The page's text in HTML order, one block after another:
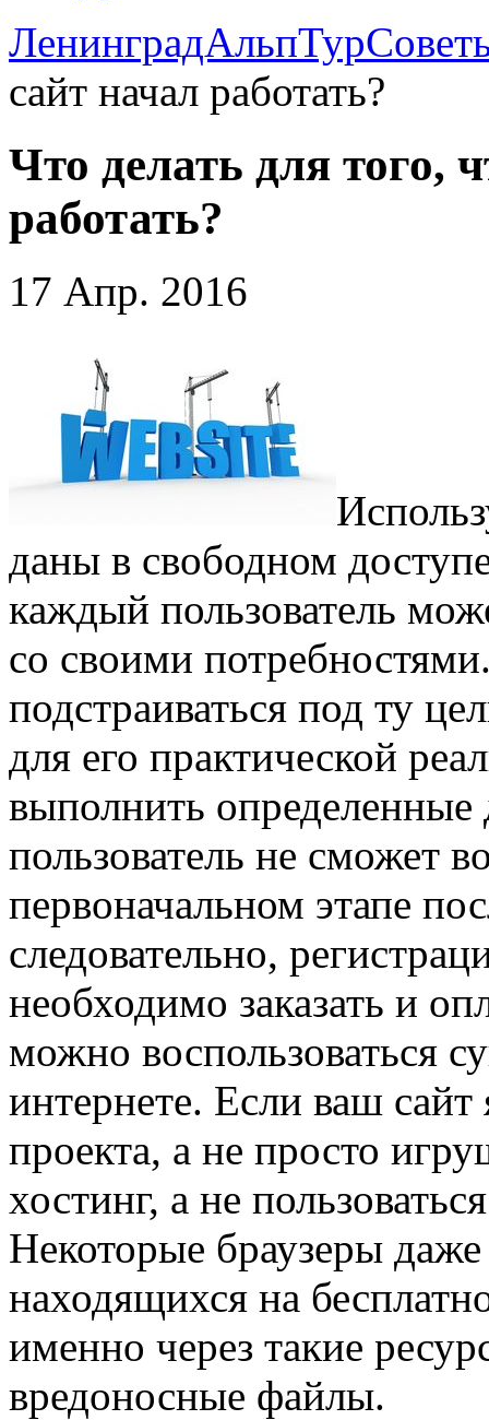
ЛенинградАльпТур
сайт начал работать?
Что делать для того,
работать?
17 Апр. 2016
даны в свободном
каждый пользователь
со своими
подстраиваться под ту
для его практической
выполнить определенные
пользователь не сможет
первоначальном этапе
следовательно,
необходимо заказать и
можно воспользоваться
интернете. Если ваш
проекта, а не просто
хостинг, а не
Некоторые браузеры
находящихся на
именно через такие
вредоносные файлы.